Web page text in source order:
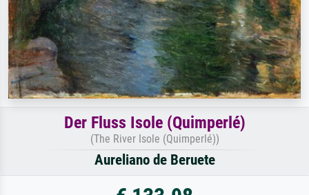
Der Fluss Isole (Quimperlé)
(The River Isole (Quimperlé))
Aureliano de Beruete